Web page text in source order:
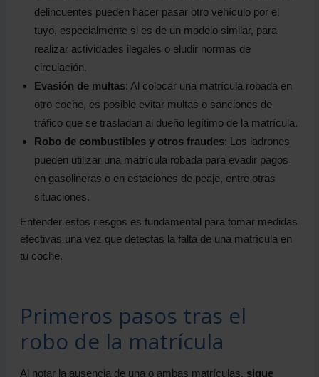
delincuentes pueden hacer pasar otro vehículo por el
tuyo, especialmente si es de un modelo similar, para
realizar actividades ilegales o eludir normas de
circulación.
Evasión de multas: Al colocar una matrícula robada en
otro coche, es posible evitar multas o sanciones de
tráfico que se trasladan al dueño legítimo de la matrícula.
Robo de combustibles y otros fraudes: Los ladrones
pueden utilizar una matrícula robada para evadir pagos
en gasolineras o en estaciones de peaje, entre otras
situaciones.
Entender estos riesgos es fundamental para tomar medidas
efectivas una vez que detectas la falta de una matrícula en
tu coche.
Primeros pasos tras el
robo de la matrícula
Al notar la ausencia de una o ambas matrículas, sigue